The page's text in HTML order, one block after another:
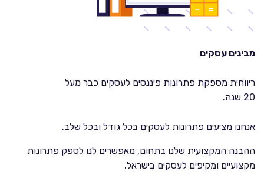
מבינים עסקים
ריווחית מספקת פתרונות פיננסים לעסקים כבר מעל
20 שנה.
אנחנו מציעים פתרונות לעסקים בכל גודל ובכל שלב.
ההבנה המקצועית שלנו בתחום, מאפשרים לנו לספק פתרונות
מקצועיים ומקיפים לעסקים בישראל.